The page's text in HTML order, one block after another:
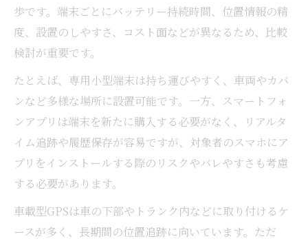
歩です。端末ごとにバッテリー持続時間、位置情報の精
度、設置のしやすさ、コスト面などが異なるため、比較
検討が重要です。
たとえば、専用小型端末は持ち運びやすく、車両やカバ
ンなど多様な場所に設置可能です。一方、スマートフォ
ンアプリは端末を新たに購入する必要がなく、リアルタ
イム追跡や履歴保存が容易ですが、対象者のスマホにア
プリをインストールする際のリスクやバレやすさも考慮
する必要があります。
車載型GPSは車の下部やトランク内などに取り付けるケ
ースが多く、長期間の位置追跡に向いています。ただ